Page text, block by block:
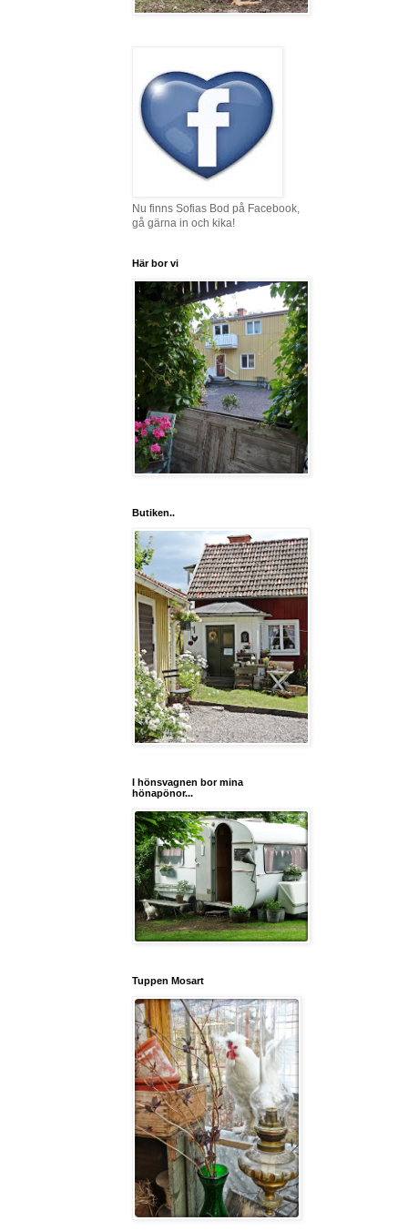
Nu finns Sofias Bod på Facebook,
gå gärna in och kika!
Här bor vi
Butiken..
I hönsvagnen bor mina
hönapönor...
Tuppen Mosart